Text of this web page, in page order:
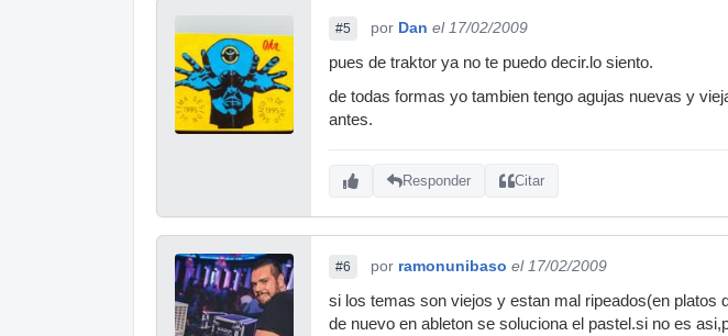
#5 por Dan el 17/02/2009
pues de traktor ya no te puedo decir.lo siento.
de todas formas yo tambien tengo agujas nuevas y
antes.
Responder Citar
#6 por ramonunibaso el 17/02/2009
si los temas son viejos y estan mal ripeados(en
de nuevo en ableton se soluciona el pastel.si no es